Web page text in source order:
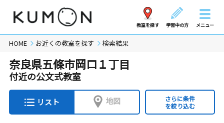
教室を探す 学習中の方 メニュー
HOME お近くの教室を探す 検索結果
奈良県五條市岡口１丁目
付近の公文式教室
リスト 地図
さらに条件
を絞り込む